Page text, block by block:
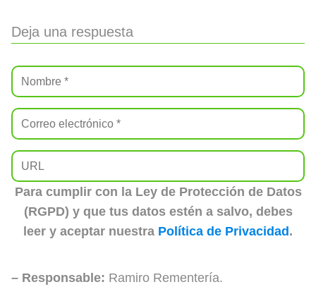
Deja una respuesta
Para cumplir con la Ley de Protección de Datos
(RGPD) y que tus datos estén a salvo, debes
leer y aceptar nuestra Política de Privacidad .
– Responsable: Ramiro Rementería.